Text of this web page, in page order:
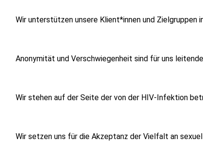
Wir unterstützen unsere Klient*innen und Zielgruppen
Anonymität und Verschwiegenheit sind für uns
Wir stehen auf der Seite der von der HIV-Infektion
Wir setzen uns für die Akzeptanz der Vielfalt an